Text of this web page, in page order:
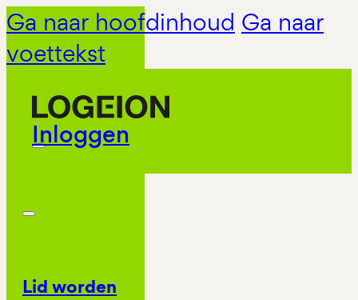
Ga naar hoofdinhoud Ga naar
voettekst
Inloggen
Lid worden